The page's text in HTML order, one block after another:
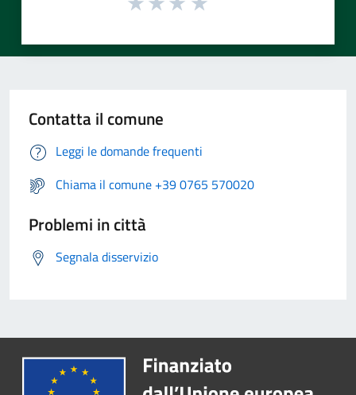
Contatta il comune
Leggi le domande frequenti
Chiama il comune +39 0765 570020
Problemi in città
Segnala disservizio